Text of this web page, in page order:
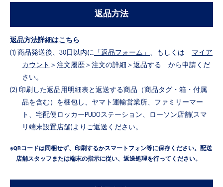
返品方法
返品方法詳細はこちら
(1) 商品発送後、30日以内に 「返品フォーム」 、もしくは マイア
カウント ＞注文履歴＞注文の詳細＞返品する から申請くだ
さい。
(2) 印刷した返品用明細表と返送する商品（商品タグ・箱・付属
品を含む）を梱包し、ヤマト運輸営業所、ファミリーマー
ト、宅配便ロッカーPUDOステーション、ローソン店舗(スマ
リ端末設置店舗)よりご返送ください。
※QRコードは同梱せず、印刷するかスマートフォン等に保存ください。配送
店舗スタッフまたは端末の指示に従い、返送処理を行ってください。